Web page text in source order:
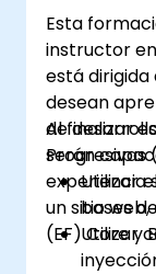
Esta
instructor
está
desean
de
Progresivas
experiencia
un sitio
(EF) Core y
Al finalizar
serán
Utilizar
bases
Utilizar